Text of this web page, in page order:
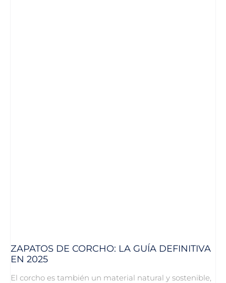
ZAPATOS DE CORCHO: LA GUÍA DEFINITIVA
EN 2025
El corcho es también un material natural y sostenible,